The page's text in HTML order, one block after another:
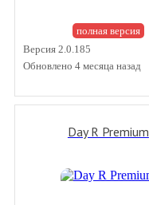
полная версия
Версия 2.0.185
Обновлено 4 месяца назад
Day R Premium